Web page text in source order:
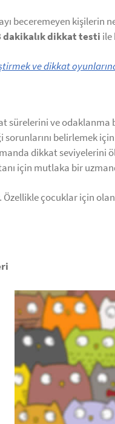
beceremeyen kişilerin
dakikalık dikkat testi ile
ve dikkat
sürelerini ve
belirlemek
dikkat seviyelerini
için mutlaka bir
çocuklar için